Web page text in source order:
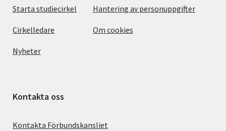
Starta studiecirkel
Cirkelledare
Nyheter
Hantering av personuppgifter
Om cookies
Kontakta oss
Kontakta Förbundskansliet